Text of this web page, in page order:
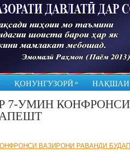
ҚОНУНГУЗОРӢ »
7-УМИН
ВАЗИРОНИ РАВАНДИ